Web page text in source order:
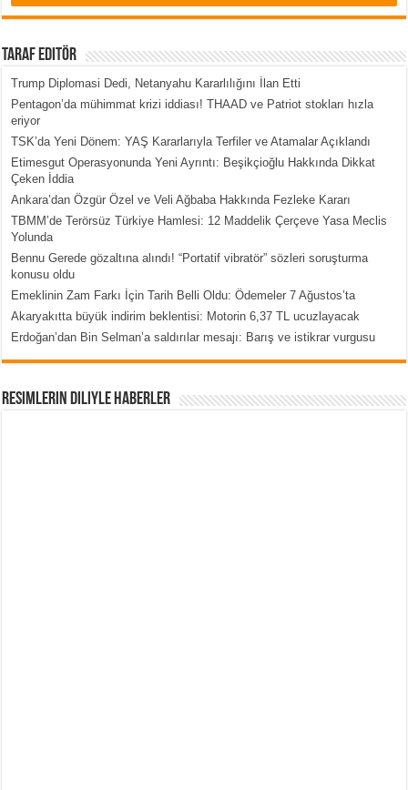
Taraf Editör
Trump Diplomasi Dedi, Netanyahu Kararlılığını İlan Etti
Pentagon’da mühimmat krizi iddiası! THAAD ve Patriot stokları hızla
eriyor
TSK’da Yeni Dönem: YAŞ Kararlarıyla Terfiler ve Atamalar Açıklandı
Etimesgut Operasyonunda Yeni Ayrıntı: Beşikçioğlu Hakkında Dikkat
Çeken İddia
Ankara’dan Özgür Özel ve Veli Ağbaba Hakkında Fezleke Kararı
TBMM’de Terörsüz Türkiye Hamlesi: 12 Maddelik Çerçeve Yasa Meclis
Yolunda
Bennu Gerede gözaltına alındı! “Portatif vibratör” sözleri soruşturma
konusu oldu
Emeklinin Zam Farkı İçin Tarih Belli Oldu: Ödemeler 7 Ağustos’ta
Akaryakıtta büyük indirim beklentisi: Motorin 6,37 TL ucuzlayacak
Erdoğan’dan Bin Selman’a saldırılar mesajı: Barış ve istikrar vurgusu
Resimlerin Diliyle Haberler